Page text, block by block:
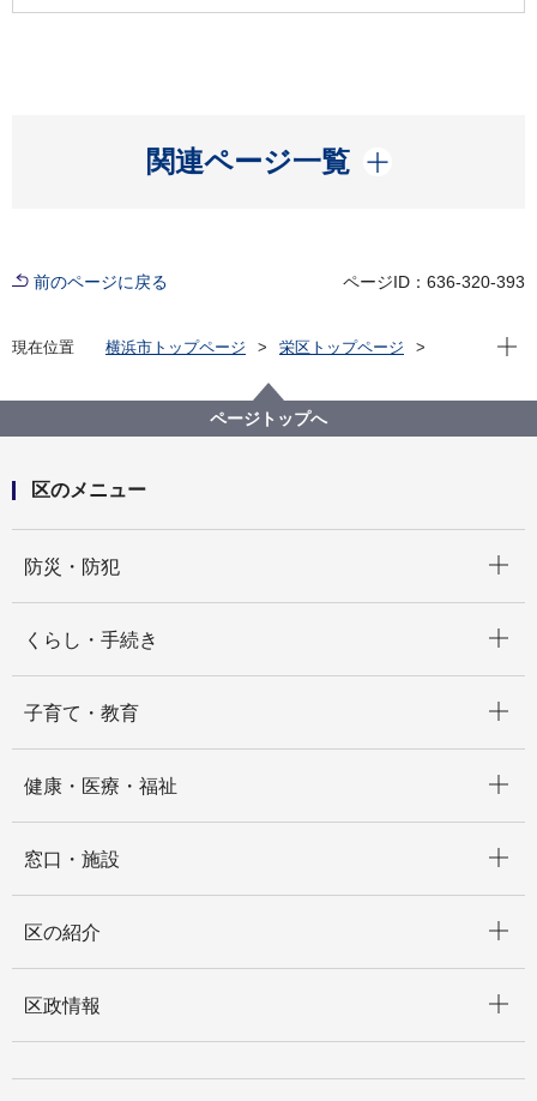
関連ページ一覧
開く
前のページに戻る ページID：636-320-393
現在位置 横浜市トップページ
栄区トップページ
現在
ページトップへ
区のメニュー
防災・防犯
くらし・手続き
子育て・教育
健康・医療・福祉
窓口・施設
区の紹介
区政情報